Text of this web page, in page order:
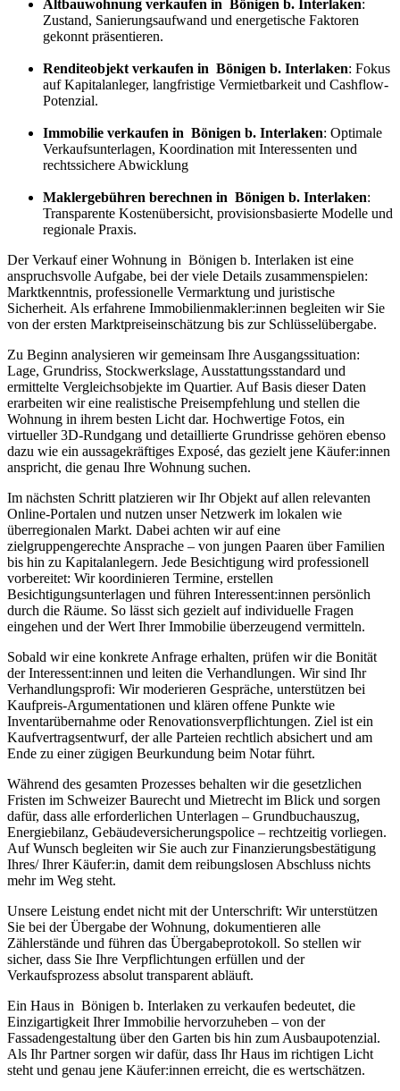
Altbauwohnung verkaufen in Bönigen b. Interlaken:
Zustand, Sanierungsaufwand und energetische Faktoren
gekonnt präsentieren.
Renditeobjekt verkaufen in Bönigen b. Interlaken: Fokus
auf Kapitalanleger, langfristige Vermietbarkeit und Cashflow-
Potenzial.
Immobilie verkaufen in Bönigen b. Interlaken: Optimale
Verkaufsunterlagen, Koordination mit Interessenten und
rechtssichere Abwicklung
Maklergebühren berechnen in Bönigen b. Interlaken:
Transparente Kostenübersicht, provisionsbasierte Modelle und
regionale Praxis.
Der Verkauf einer Wohnung in Bönigen b. Interlaken ist eine
anspruchsvolle Aufgabe, bei der viele Details zusammenspielen:
Marktkenntnis, professionelle Vermarktung und juristische
Sicherheit. Als erfahrene Immobilienmakler:innen begleiten wir Sie
von der ersten Marktpreiseinschätzung bis zur Schlüsselübergabe.
Zu Beginn analysieren wir gemeinsam Ihre Ausgangssituation:
Lage, Grundriss, Stockwerkslage, Ausstattungsstandard und
ermittelte Vergleichsobjekte im Quartier. Auf Basis dieser Daten
erarbeiten wir eine realistische Preisempfehlung und stellen die
Wohnung in ihrem besten Licht dar. Hochwertige Fotos, ein
virtueller 3D-Rundgang und detaillierte Grundrisse gehören ebenso
dazu wie ein aussagekräftiges Exposé, das gezielt jene Käufer:innen
anspricht, die genau Ihre Wohnung suchen.
Im nächsten Schritt platzieren wir Ihr Objekt auf allen relevanten
Online-Portalen und nutzen unser Netzwerk im lokalen wie
überregionalen Markt. Dabei achten wir auf eine
zielgruppengerechte Ansprache – von jungen Paaren über Familien
bis hin zu Kapitalanlegern. Jede Besichtigung wird professionell
vorbereitet: Wir koordinieren Termine, erstellen
Besichtigungsunterlagen und führen Interessent:innen persönlich
durch die Räume. So lässt sich gezielt auf individuelle Fragen
eingehen und der Wert Ihrer Immobilie überzeugend vermitteln.
Sobald wir eine konkrete Anfrage erhalten, prüfen wir die Bonität
der Interessent:innen und leiten die Verhandlungen. Wir sind Ihr
Verhandlungsprofi: Wir moderieren Gespräche, unterstützen bei
Kaufpreis-Argumentationen und klären offene Punkte wie
Inventarübernahme oder Renovationsverpflichtungen. Ziel ist ein
Kaufvertragsentwurf, der alle Parteien rechtlich absichert und am
Ende zu einer zügigen Beurkundung beim Notar führt.
Während des gesamten Prozesses behalten wir die gesetzlichen
Fristen im Schweizer Baurecht und Mietrecht im Blick und sorgen
dafür, dass alle erforderlichen Unterlagen – Grundbuchauszug,
Energiebilanz, Gebäudeversicherungspolice – rechtzeitig vorliegen.
Auf Wunsch begleiten wir Sie auch zur Finanzierungsbestätigung
Ihres/ Ihrer Käufer:in, damit dem reibungslosen Abschluss nichts
mehr im Weg steht.
Unsere Leistung endet nicht mit der Unterschrift: Wir unterstützen
Sie bei der Übergabe der Wohnung, dokumentieren alle
Zählerstände und führen das Übergabeprotokoll. So stellen wir
sicher, dass Sie Ihre Verpflichtungen erfüllen und der
Verkaufsprozess absolut transparent abläuft.
Ein Haus in Bönigen b. Interlaken zu verkaufen bedeutet, die
Einzigartigkeit Ihrer Immobilie hervorzuheben – von der
Fassadengestaltung über den Garten bis hin zum Ausbaupotenzial.
Als Ihr Partner sorgen wir dafür, dass Ihr Haus im richtigen Licht
steht und genau jene Käufer:innen erreicht, die es wertschätzen.